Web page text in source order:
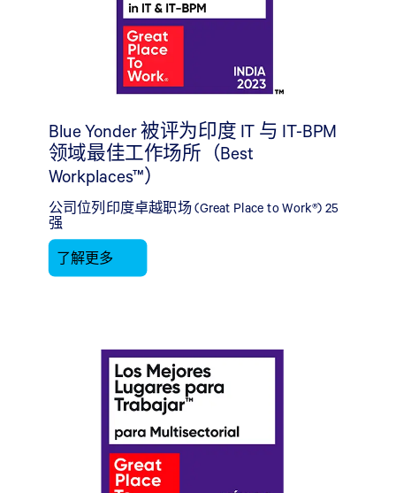
Blue Yonder 被评为印度 IT 与 IT-BPM
领域最佳工作场所（Best
Workplaces™）
公司位列印度卓越职场 (Great Place to Work®) 25
强
了解更多